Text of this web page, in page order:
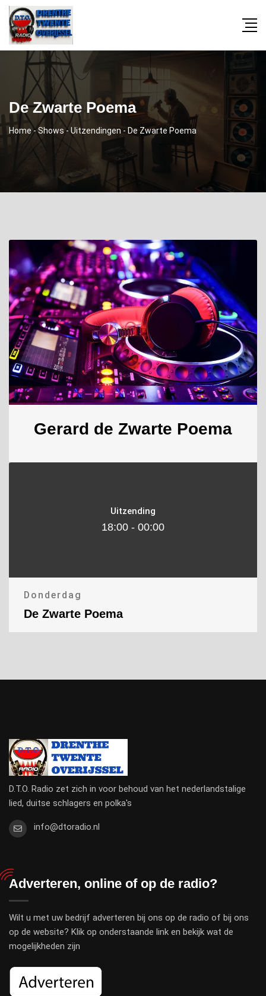
De Zwarte Poema
Home-Shows-Uitzendingen - De Zwarte Poema
Gerard de Zwarte Poema
Uitzending
18:00 - 00:00
Donderdag
De Zwarte Poema
D.T.O. Radio zet zich in voor behoud van het nederlandstalige
lied, duitse schlagers en polka's
info@dtoradio.nl
Adverteren, online of op de radio?
Wilt u met uw bedrijf adverteren bij ons op de radio of bij ons
op de website? Klik op onderstaande link en bekijk wat de
mogelijkheden zijn